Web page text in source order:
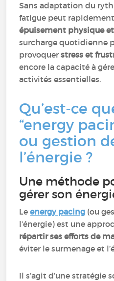
Sans adaptation du
fatigue peut
épuisement physique
surcharge quotidienne
provoquerstress et
encore la capacité à
activités essentielles.
Qu’est-ce
“energy
ou gestion
l’énergie ?
Une méthode
gérer son
Leenergy pacing (ou
l’énergie) est une
répartir ses efforts de
éviter le surmenage et
Il s’agit d’une stratégie